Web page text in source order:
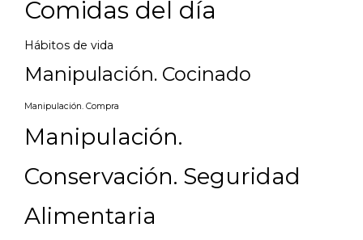
Comidas del día
Hábitos de vida
Manipulación. Cocinado
Manipulación. Compra
Manipulación.
Conservación. Seguridad
Alimentaria